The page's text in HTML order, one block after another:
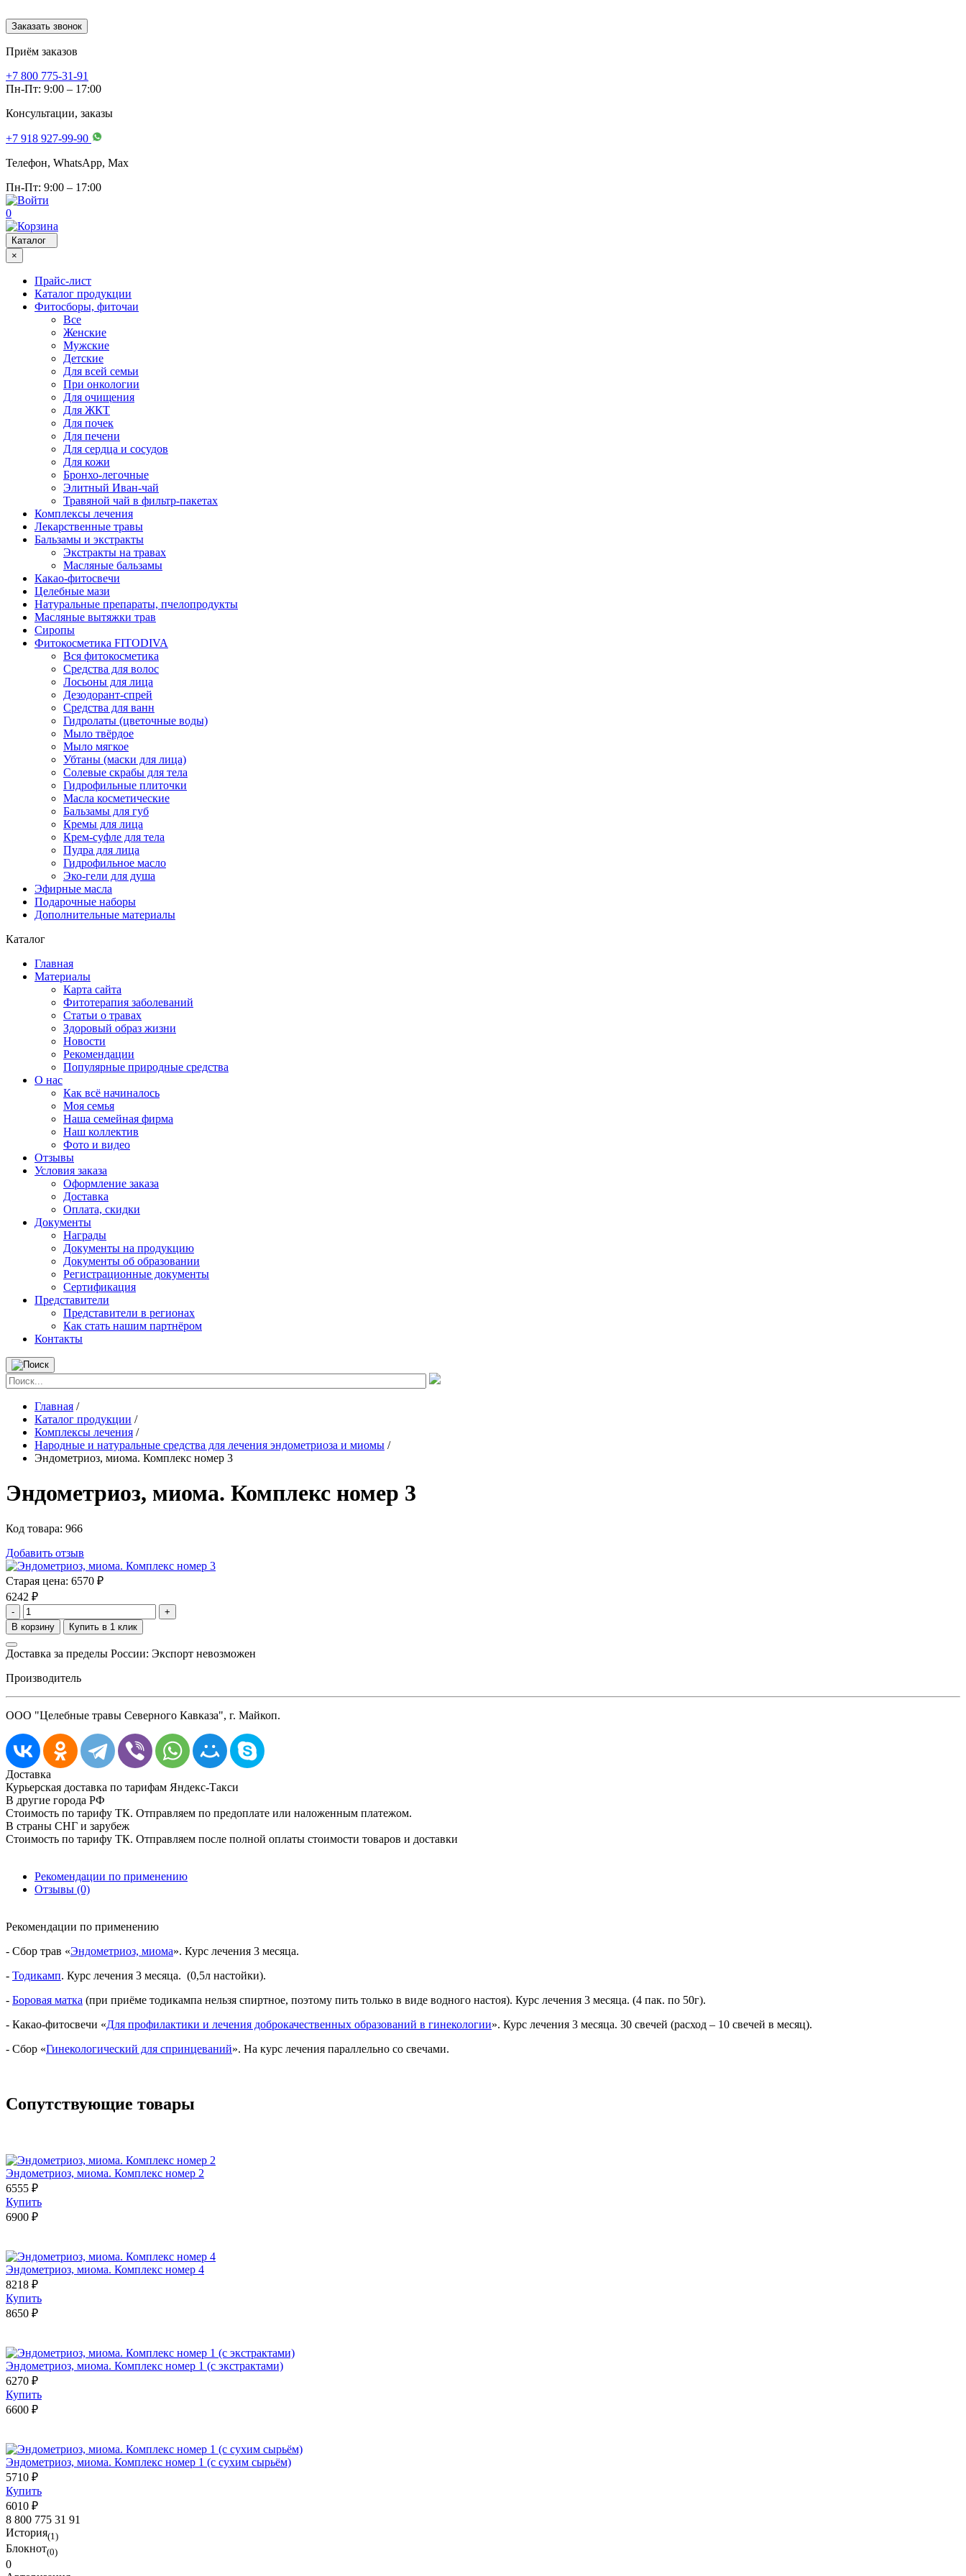
Заказать звонок
Приём заказов
+7 800 775-31-91
Пн-Пт: 9:00 – 17:00
Консультации, заказы
+7 918 927-99-90
Телефон, WhatsApp, Мах
Пн-Пт: 9:00 – 17:00
0
Каталог
×
Прайс-лист
Каталог продукции
Фитосборы, фиточаи
Все
Женские
Мужские
Детские
Для всей семьи
При онкологии
Для очищения
Для ЖКТ
Для почек
Для печени
Для сердца и сосудов
Для кожи
Бронхо-легочные
Элитный Иван-чай
Травяной чай в фильтр-пакетах
Комплексы лечения
Лекарственные травы
Бальзамы и экстракты
Экстракты на травах
Масляные бальзамы
Какао-фитосвечи
Целебные мази
Натуральные препараты, пчелопродукты
Масляные вытяжки трав
Сиропы
Фитокосметика FITODIVA
Вся фитокосметика
Средства для волос
Лосьоны для лица
Дезодорант-спрей
Средства для ванн
Гидролаты (цветочные воды)
Мыло твёрдое
Мыло мягкое
Убтаны (маски для лица)
Солевые скрабы для тела
Гидрофильные плиточки
Масла косметические
Бальзамы для губ
Кремы для лица
Крем-суфле для тела
Пудра для лица
Гидрофильное масло
Эко-гели для душа
Эфирные масла
Подарочные наборы
Дополнительные материалы
Каталог
Главная
Материалы
Карта сайта
Фитотерапия заболеваний
Статьи о травах
Здоровый образ жизни
Новости
Рекомендации
Популярные природные средства
О нас
Как всё начиналось
Моя семья
Наша семейная фирма
Наш коллектив
Фото и видео
Отзывы
Условия заказа
Оформление заказа
Доставка
Оплата, скидки
Документы
Награды
Документы на продукцию
Документы об образовании
Регистрационные документы
Сертификация
Представители
Представители в регионах
Как стать нашим партнёром
Контакты
Главная /
Каталог продукции /
Комплексы лечения /
Народные и натуральные средства для лечения эндометриоза и миомы /
Эндометриоз, миома. Комплекс номер 3
Эндометриоз, миома. Комплекс номер 3
Код товара: 966
Добавить отзыв
Старая цена: 6570 ₽
6242 ₽
- +
Доставка за пределы России: Экспорт невозможен
Производитель
ООО "Целебные травы Северного Кавказа", г. Майкоп.
Доставка
Курьерская доставка по тарифам Яндекс-Такси
В другие города РФ
Стоимость по тарифу ТК. Отправляем по предоплате или наложенным платежом.
В страны СНГ и зарубеж
Стоимость по тарифу ТК. Отправляем после полной оплаты стоимости товаров и доставки
Рекомендации по применению
Отзывы (0)
Рекомендации по применению
- Сбор трав «Эндометриоз, миома». Курс лечения 3 месяца.
- Тодикамп. Курс лечения 3 месяца. (0,5л настойки).
- Боровая матка (при приёме тодикампа нельзя спиртное, поэтому пить только в виде водного настоя). Курс лечения 3 месяца. (4 пак. по 50г).
- Какао-фитосвечи «Для профилактики и лечения доброкачественных образований в гинекологии». Курс лечения 3 месяца. 30 свечей (расход – 10 свечей в месяц).
- Сбор «Гинекологический для спринцеваний». На курс лечения параллельно со свечами.
Сопутствующие товары
Эндометриоз, миома. Комплекс номер 2
6555 ₽
Купить
6900 ₽
Эндометриоз, миома. Комплекс номер 4
8218 ₽
Купить
8650 ₽
Эндометриоз, миома. Комплекс номер 1 (с экстрактами)
6270 ₽
Купить
6600 ₽
Эндометриоз, миома. Комплекс номер 1 (с сухим сырьём)
5710 ₽
Купить
6010 ₽
8 800 775 31 91
История(1)
Блокнот(0)
0